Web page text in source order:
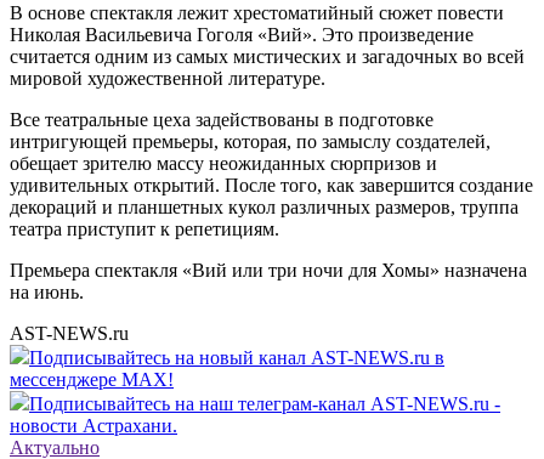
В основе спектакля лежит хрестоматийный сюжет повести
Николая Васильевича Гоголя «Вий». Это произведение
считается одним из самых мистических и загадочных во всей
мировой художественной литературе.
Все театральные цеха задействованы в подготовке
интригующей премьеры, которая, по замыслу создателей,
обещает зрителю массу неожиданных сюрпризов и
удивительных открытий. После того, как завершится создание
декораций и планшетных кукол различных размеров, труппа
театра приступит к репетициям.
Премьера спектакля «Вий или три ночи для Хомы» назначена
на июнь.
AST-NEWS.ru
Подписывайтесь на новый канал AST-NEWS.ru в
мессенджере MAX!
Подписывайтесь на наш телеграм-канал AST-NEWS.ru -
новости Астрахани.
Актуально